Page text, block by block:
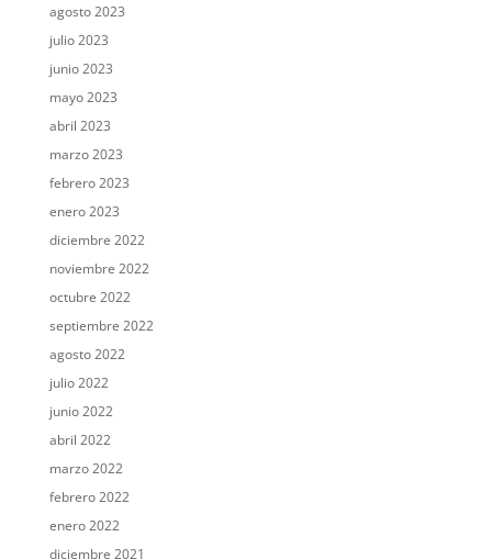
agosto 2023
julio 2023
junio 2023
mayo 2023
abril 2023
marzo 2023
febrero 2023
enero 2023
diciembre 2022
noviembre 2022
octubre 2022
septiembre 2022
agosto 2022
julio 2022
junio 2022
abril 2022
marzo 2022
febrero 2022
enero 2022
diciembre 2021